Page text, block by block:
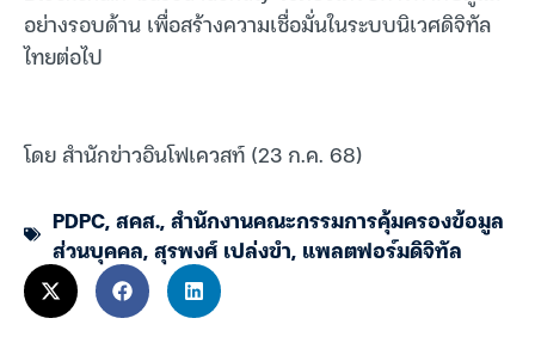
อย่างรอบด้าน เพื่อสร้างความเชื่อมั่นในระบบนิเวศดิจิทัล
ไทยต่อไป
โดย สำนักข่าวอินโฟเควสท์ (23 ก.ค. 68)
PDPC,สคส.,สำนักงานคณะกรรมการคุ้มครองข้อมูล
ส่วนบุคคล,สุรพงศ์ เปล่งขำ, แพลตฟอร์มดิจิทัล